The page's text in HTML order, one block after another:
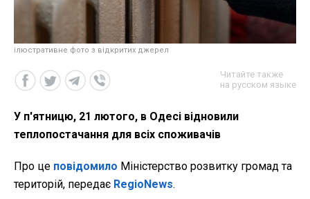
ілюстративне фото з відкритих джерел
Читайте также
на русском языке
У п'ятницю, 21 лютого, в Одесі відновили
теплопостачання для всіх споживачів
Про це повідомило Міністерство розвитку громад та
територій, передає RegioNews.